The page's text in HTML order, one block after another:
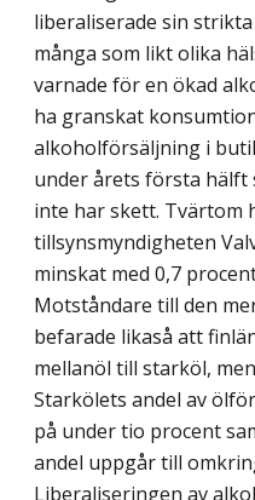
liberaliserade sin
många som likt olika
varnade för en ökad
ha granskat
alkoholförsäljning i
under årets första hälft
inte har skett. Tvärtom
tillsynsmyndigheten
minskat med 0,7
Motståndare till den
befarade likaså att
mellanöl till starköl,
Stark­ölets andel av
på under tio procent
andel uppgår till
Liberaliseringen av